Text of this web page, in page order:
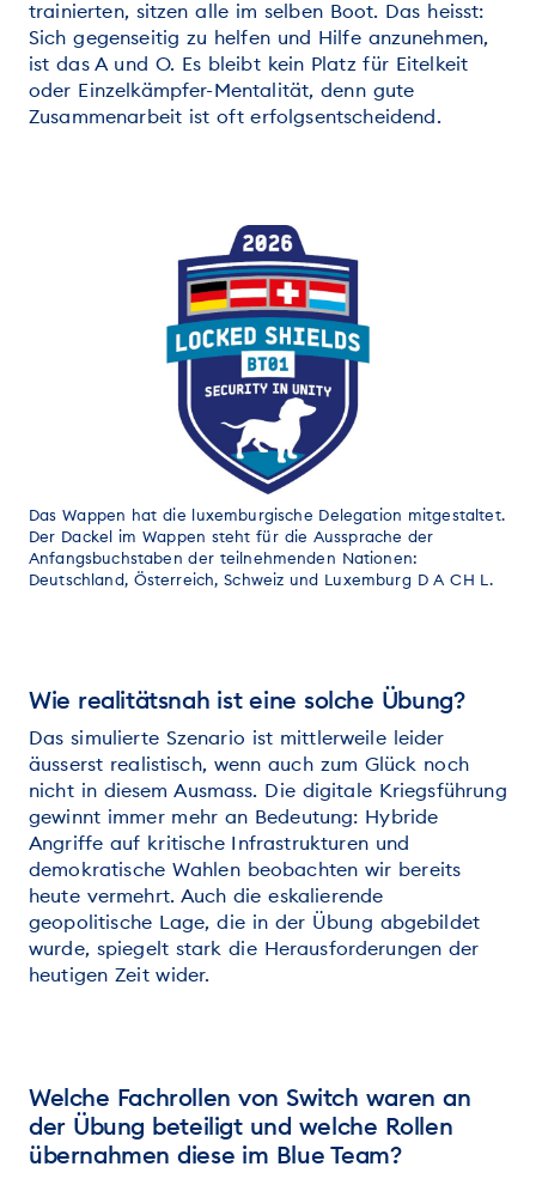
trainierten, sitzen alle im selben Boot. Das heisst:
Sich gegenseitig zu helfen und Hilfe anzunehmen,
ist das A und O. Es bleibt kein Platz für Eitelkeit
oder Einzelkämpfer-Mentalität, denn gute
Zusammenarbeit ist oft erfolgsentscheidend.
Das Wappen hat die luxemburgische Delegation mitgestaltet.
Der Dackel im Wappen steht für die Aussprache der
Anfangsbuchstaben der teilnehmenden Nationen:
Deutschland, Österreich, Schweiz und Luxemburg D A CH L.
Wie realitätsnah ist eine solche Übung?
Das simulierte Szenario ist mittlerweile leider
äusserst realistisch, wenn auch zum Glück noch
nicht in diesem Ausmass. Die digitale Kriegsführung
gewinnt immer mehr an Bedeutung: Hybride
Angriffe auf kritische Infrastrukturen und
demokratische Wahlen beobachten wir bereits
heute vermehrt. Auch die eskalierende
geopolitische Lage, die in der Übung abgebildet
wurde, spiegelt stark die Herausforderungen der
heutigen Zeit wider.
Welche Fachrollen von Switch waren an
der Übung beteiligt und welche Rollen
übernahmen diese im Blue Team?